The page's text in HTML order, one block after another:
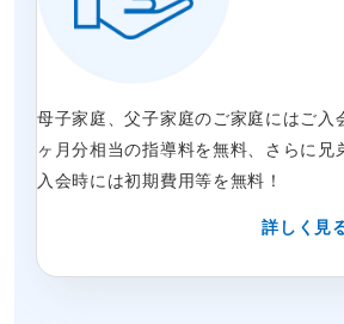
母子家庭、父子家庭のご家庭にはご入
ヶ月分相当の指導料を無料、さらに兄
入会時には初期費用等を無料！
詳しく見